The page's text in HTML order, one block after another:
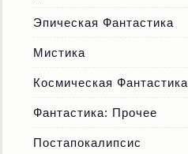
Эпическая Фантастика
Мистика
Космическая Фантастика
Фантастика: Прочее
Постапокалипсис